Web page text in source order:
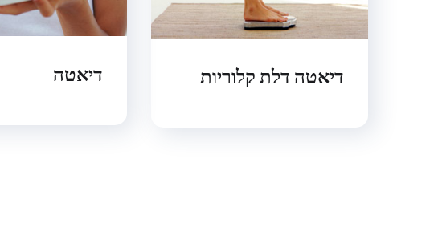
דיאטה דלת קלוריות דיאטה